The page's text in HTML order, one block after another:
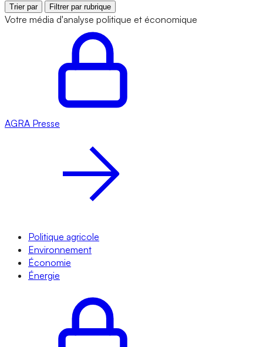
Trier par Filtrer par rubrique
Votre média d'analyse politique et économique
AGRA Presse
Politique agricole
Environnement
Économie
Énergie